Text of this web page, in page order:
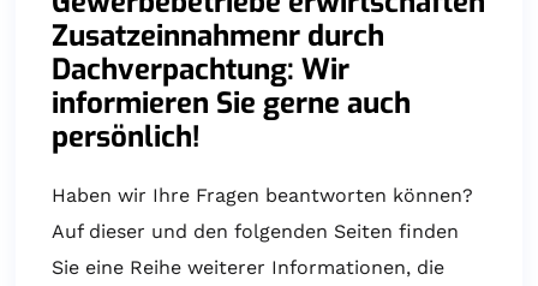
Zusatzeinnahmenr durch
Dachverpachtung: Wir
informieren Sie gerne auch
persönlich!
Haben wir Ihre Fragen beantworten können?
Auf dieser und den folgenden Seiten finden
Sie eine Reihe weiterer Informationen, die